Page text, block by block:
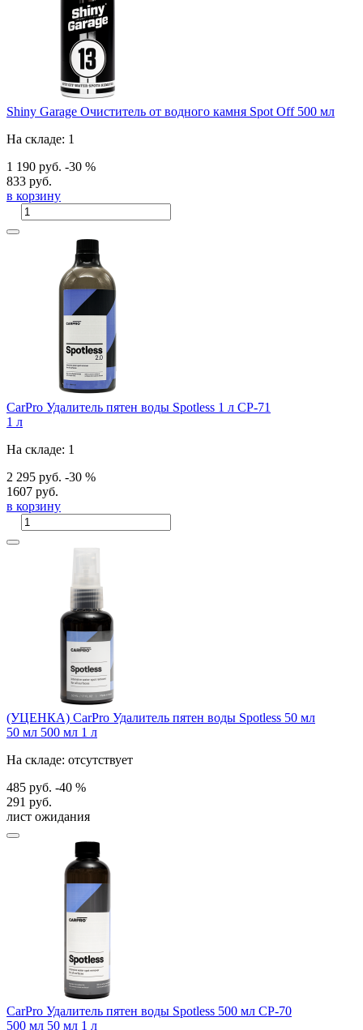
Shiny Garage Очиститель от водного камня Spot Off 500 мл
На складе: 1
1 190 руб. -30 %
833 руб.
в корзину
CarPro Удалитель пятен воды Spotless 1 л CP-71
1 л
На складе: 1
2 295 руб. -30 %
1607 руб.
в корзину
(УЦЕНКА) CarPro Удалитель пятен воды Spotless 50 мл
50 мл 500 мл 1 л
На складе: отсутствует
485 руб. -40 %
291 руб.
лист ожидания
CarPro Удалитель пятен воды Spotless 500 мл CP-70
500 мл 50 мл 1 л